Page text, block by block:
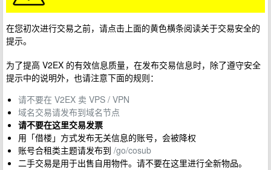
在您初次进行交易之前，请点击上面的黄色横条阅读关于交易安全的
提示。
为了提高 V2EX 的有效信息质量，在发布交易信息时，除了遵守安全
提示中的说明外，也请注意下面的规则：
请不要在 V2EX 卖 VPS / VPN
域名交易请发布到域名节点
请不要在这里交易发票
用「借楼」方式发布无关信息的账号，会被降权
账号合租类主题请发布到 /go/cosub
二手交易是用于出售自用物件。请不要在这里进行全新物品。